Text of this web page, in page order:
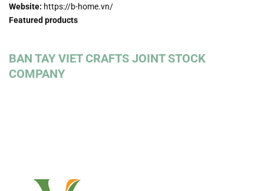
Website: https://b-home.vn/
Featured products
BAN TAY VIET CRAFTS JOINT STOCK
COMPANY